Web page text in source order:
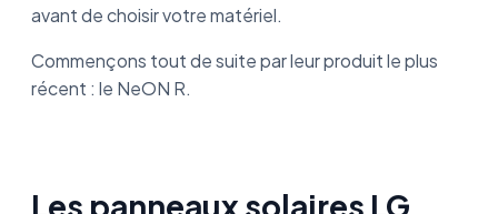
avant de choisir votre matériel.
Commençons tout de suite par leur produit le plus
récent : le NeON R.
Les panneaux solaires LG